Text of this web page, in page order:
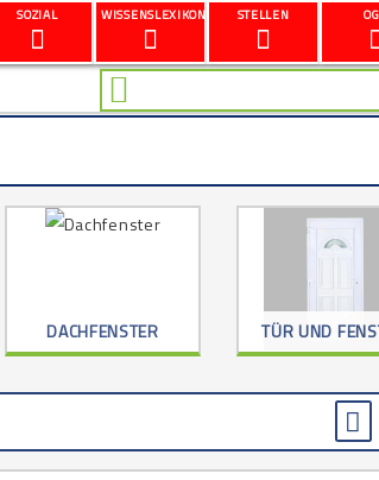
SOZIAL WISSENSLEXIKON STELLEN
DACHFENSTER TÜR UND